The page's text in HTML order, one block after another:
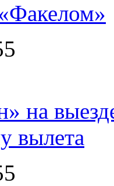
на
вылета